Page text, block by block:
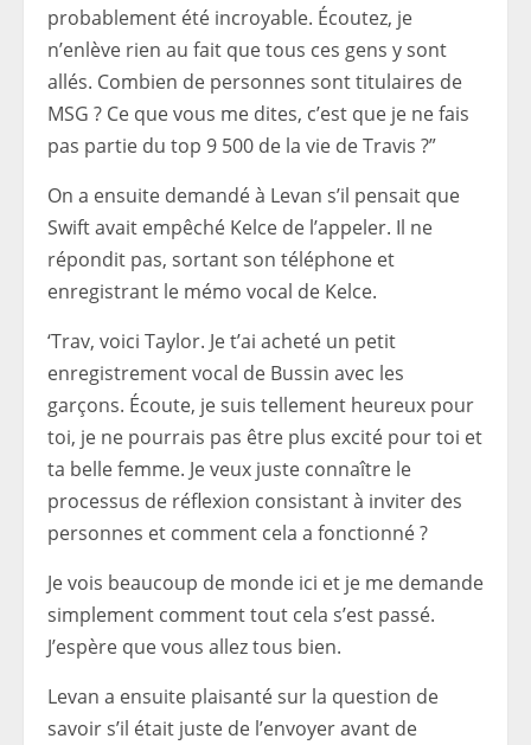
probablement été incroyable. Écoutez, je
n’enlève rien au fait que tous ces gens y sont
allés. Combien de personnes sont titulaires de
MSG ? Ce que vous me dites, c’est que je ne fais
pas partie du top 9 500 de la vie de Travis ?”
On a ensuite demandé à Levan s’il pensait que
Swift avait empêché Kelce de l’appeler. Il ne
répondit pas, sortant son téléphone et
enregistrant le mémo vocal de Kelce.
‘Trav, voici Taylor. Je t’ai acheté un petit
enregistrement vocal de Bussin avec les
garçons. Écoute, je suis tellement heureux pour
toi, je ne pourrais pas être plus excité pour toi et
ta belle femme. Je veux juste connaître le
processus de réflexion consistant à inviter des
personnes et comment cela a fonctionné ?
Je vois beaucoup de monde ici et je me demande
simplement comment tout cela s’est passé.
J’espère que vous allez tous bien.
Levan a ensuite plaisanté sur la question de
savoir s’il était juste de l’envoyer avant de